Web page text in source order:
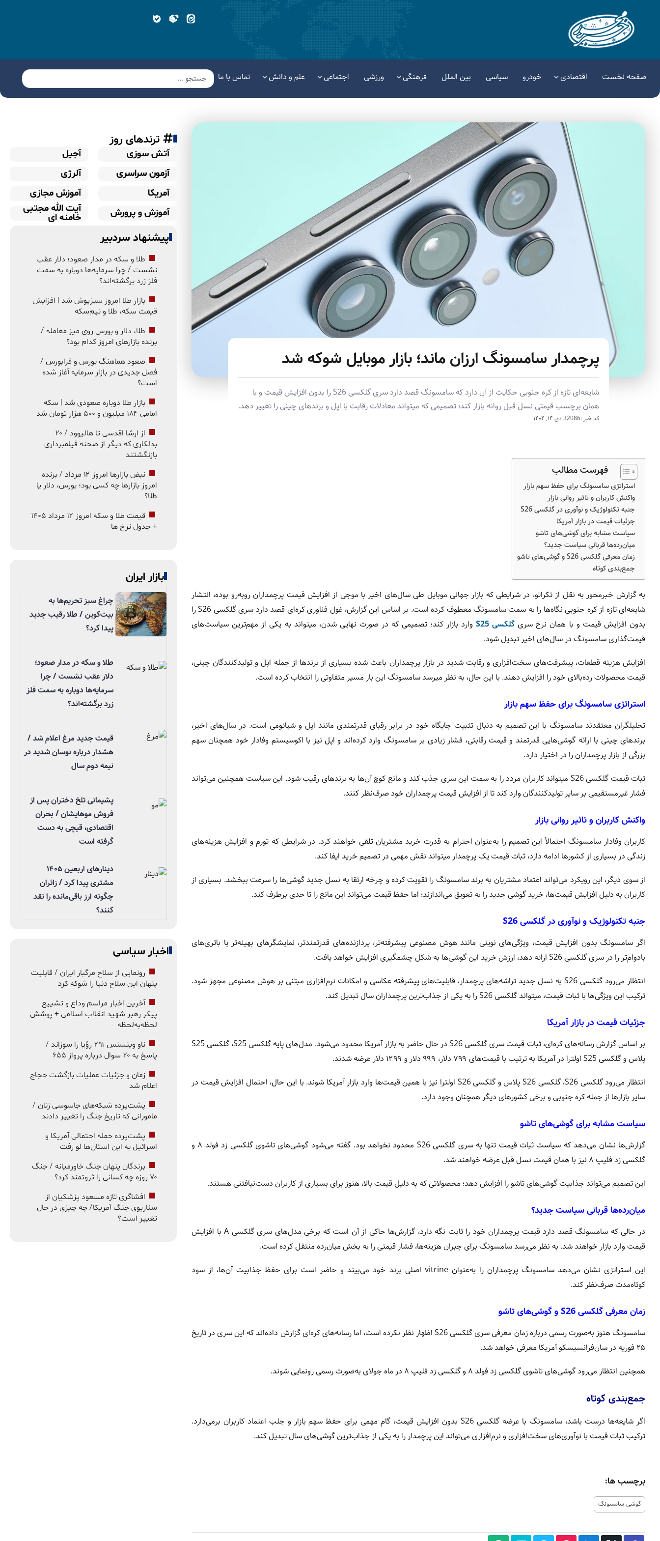
صفحه نخست اقتصادی خودرو سیاسی بین الملل فرهنگی ورزشی اجتماعی علم و دانش تماس با ما
پرچمدار سامسونگ ارزان ماند؛ بازار موبایل شوکه شد
شایعه‌ای تازه از کره جنوبی حکایت از آن دارد که سامسونگ قصد دارد سری گلکسی S26 را بدون افزایش قیمت و با
همان برچسب قیمتی نسل قبل روانه بازار کند؛ تصمیمی که میتواند معادلات رقابت با اپل و برندهای چینی را تغییر دهد.
کد خبر :32086 دی ۱۴, ۱۴۰۴
فهرست مطالب
استراتژی سامسونگ برای حفظ سهم بازار
واکنش کاربران و تاثیر روانی بازار
جنبه تکنولوژیک و نوآوری در گلکسی S26
جزئیات قیمت در بازار آمریکا
سیاست مشابه برای گوشی‌های تاشو
میان‌رده‌ها قربانی سیاست جدید؟
زمان معرفی گلکسی S26 و گوشی‌های تاشو
جمع‌بندی کوتاه
به گزارش خبرمحور به نقل از تکراتو، در شرایطی که بازار جهانی موبایل طی سال‌های اخیر با موجی از افزایش قیمت پرچمداران روبه‌رو بوده، انتشار
شایعه‌ای تازه از کره جنوبی نگاه‌ها را به سمت سامسونگ معطوف کرده است. بر اساس این گزارش، غول فناوری کره‌ای قصد دارد سری گلکسی S26 را
بدون افزایش قیمت و با همان نرخ سریگلکسی S25
وارد بازار کند؛ تصمیمی که در صورت نهایی شدن، میتواند به یکی از مهم‌ترین سیاست‌های
قیمت‌گذاری سامسونگ در سال‌های اخیر تبدیل شود.
افزایش هزینه قطعات، پیشرفت‌های سخت‌افزاری و رقابت شدید در بازار پرچمداران باعث شده بسیاری از برندها از جمله اپل و تولیدکنندگان چینی،
قیمت محصولات رده‌بالای خود را افزایش دهند. با این حال، به نظر میرسد سامسونگ این بار مسیر متفاوتی را انتخاب کرده است.
استراتژی سامسونگ برای حفظ سهم بازار
تحلیلگران معتقدند سامسونگ با این تصمیم به دنبال تثبیت جایگاه خود در برابر رقبای قدرتمندی مانند اپل و شیائومی است. در سال‌های اخیر،
برندهای چینی با ارائه گوشی‌هایی قدرتمند و قیمت رقابتی، فشار زیادی بر سامسونگ وارد کرده‌اند و اپل نیز با اکوسیستم وفادار خود همچنان سهم
بزرگی از بازار پرچمداران را در اختیار دارد.
ثبات قیمت گلکسی S26 میتواند کاربران مردد را به سمت این سری جذب کند و مانع کوچ آن‌ها به برندهای رقیب شود. این سیاست همچنین می‌تواند
فشار غیرمستقیمی بر سایر تولیدکنندگان وارد کند تا از افزایش قیمت پرچمداران خود صرف‌نظر کنند.
واکنش کاربران و تاثیر روانی بازار
کاربران وفادار سامسونگ احتمالاً این تصمیم را به‌عنوان احترام به قدرت خرید مشتریان تلقی خواهند کرد. در شرایطی که تورم و افزایش هزینه‌های
زندگی در بسیاری از کشورها ادامه دارد، ثبات قیمت یک پرچمدار میتواند نقش مهمی در تصمیم خرید ایفا کند.
از سوی دیگر، این رویکرد می‌تواند اعتماد مشتریان به برند سامسونگ را تقویت کرده و چرخه ارتقا به نسل جدید گوشی‌ها را سرعت ببخشد. بسیاری از
کاربران به دلیل افزایش قیمت‌ها، خرید گوشی جدید را به تعویق می‌اندازند؛ اما حفظ قیمت می‌تواند این مانع را تا حدی برطرف کند.
جنبه تکنولوژیک و نوآوری در گلکسی S26
اگر سامسونگ بدون افزایش قیمت، ویژگی‌های نوینی مانند هوش مصنوعی پیشرفته‌تر، پردازنده‌های قدرتمندتر، نمایشگرهای بهینه‌تر یا باتری‌های
بادوام‌تر را در سری گلکسی S26 ارائه دهد، ارزش خرید این گوشی‌ها به شکل چشمگیری افزایش خواهد یافت.
انتظار می‌رود گلکسی S26 به نسل جدید تراشه‌های پرچمدار، قابلیت‌های پیشرفته عکاسی و امکانات نرم‌افزاری مبتنی بر هوش مصنوعی مجهز شود.
ترکیب این ویژگی‌ها با ثبات قیمت، میتواند گلکسی S26 را به یکی از جذاب‌ترین پرچمداران سال تبدیل کند.
جزئیات قیمت در بازار آمریکا
بر اساس گزارش رسانه‌های کره‌ای، ثبات قیمت سری گلکسی S26 در حال حاضر به بازار آمریکا محدود می‌شود. مدل‌های پایه گلکسی S25، گلکسی S25
پلاس و گلکسی S25 اولترا در آمریکا به ترتیب با قیمت‌های ۷۹۹ دلار، ۹۹۹ دلار و ۱۲۹۹ دلار عرضه شدند.
انتظار می‌رود گلکسی S26، گلکسی S26 پلاس و گلکسی S26 اولترا نیز با همین قیمت‌ها وارد بازار آمریکا شوند. با این حال، احتمال افزایش قیمت در
سایر بازارها از جمله کره جنوبی و برخی کشورهای دیگر همچنان وجود دارد.
سیاست مشابه برای گوشی‌های تاشو
گزارش‌ها نشان می‌دهد که سیاست ثبات قیمت تنها به سری گلکسی S26 محدود نخواهد بود. گفته می‌شود گوشی‌های تاشوی گلکسی زد فولد ۸ و
گلکسی زد فلیپ ۸ نیز با همان قیمت نسل قبل عرضه خواهند شد.
این تصمیم می‌تواند جذابیت گوشی‌های تاشو را افزایش دهد؛ محصولاتی که به دلیل قیمت بالا، هنوز برای بسیاری از کاربران دست‌نیافتنی هستند.
میان‌رده‌ها قربانی سیاست جدید؟
در حالی که سامسونگ قصد دارد قیمت پرچمداران خود را ثابت نگه دارد، گزارش‌ها حاکی از آن است که برخی مدل‌های سری گلکسی A با افزایش
قیمت وارد بازار خواهند شد. به نظر می‌رسد سامسونگ برای جبران هزینه‌ها، فشار قیمتی را به بخش میان‌رده منتقل کرده است.
این استراتژی نشان می‌دهد سامسونگ پرچمداران را به‌عنوان vitrine اصلی برند خود می‌بیند و حاضر است برای حفظ جذابیت آن‌ها، از سود
کوتاه‌مدت صرف‌نظر کند.
زمان معرفی گلکسی S26 و گوشی‌های تاشو
سامسونگ هنوز به‌صورت رسمی درباره زمان معرفی سری گلکسی S26 اظهار نظر نکرده است، اما رسانه‌های کره‌ای گزارش داده‌اند که این سری در تاریخ
۲۵ فوریه در سان‌فرانسیسکو آمریکا معرفی خواهد شد.
همچنین انتظار می‌رود گوشی‌های تاشوی گلکسی زد فولد ۸ و گلکسی زد فلیپ ۸ در ماه جولای به‌صورت رسمی رونمایی شوند.
جمع‌بندی کوتاه
اگر شایعه‌ها درست باشد، سامسونگ با عرضه گلکسی S26 بدون افزایش قیمت، گام مهمی برای حفظ سهم بازار و جلب اعتماد کاربران برمی‌دارد.
ترکیب ثبات قیمت با نوآوری‌های سخت‌افزاری و نرم‌افزاری می‌تواند این پرچمدار را به یکی از جذاب‌ترین گوشی‌های سال تبدیل کند.
برچسب ها:
گوشی سامسونگ
ترندهای روز
آتش سوزی
آجیل
آزمون سراسری
آلرژی
آمریکا
آموزش مجازی
آموزش و پرورش
آیت الله مجتبی
خامنه ای
پیشنهاد سردبیر
طلا و سکه در مدار صعود؛ دلار عقب
نشست / چرا سرمایه‌ها دوباره به سمت
فلز زرد برگشته‌اند؟
بازار طلا امروز سبزپوش شد | افزایش
قیمت سکه، طلا و نیم‌سکه
طلا، دلار و بورس روی میز معامله /
برنده بازارهای امروز کدام بود؟
صعود هماهنگ بورس و فرابورس /
فصل جدیدی در بازار سرمایه آغاز شده
است؟
بازار طلا دوباره صعودی شد | سکه
امامی ۱۸۴ میلیون و ۵۰۰ هزار تومان شد
از ارشا اقدسی تا هالیوود / ۲۰
بدلکاری که دیگر از صحنه فیلمبرداری
بازنگشتند
نبض بازارها امروز ۱۲ مرداد / برنده
امروز بازارها چه کسی بود؛ بورس، دلار یا
طلا؟
قیمت طلا و سکه امروز ۱۲ مرداد ۱۴۰۵
+ جدول نرخ ها
بازار ایران
چراغ سبز تحریم‌ها به
بیت‌کوین / طلا رقیب جدید
پیدا کرد؟
طلا و سکه در مدار صعود؛
دلار عقب نشست / چرا
سرمایه‌ها دوباره به سمت فلز
زرد برگشته‌اند؟
قیمت جدید مرغ اعلام شد /
هشدار درباره نوسان شدید در
نیمه دوم سال
پشیمانی تلخ دختران پس از
فروش موهایشان / بحران
اقتصادی، قیچی به دست
گرفته است
دینارهای اربعین ۱۴۰۵
مشتری پیدا کرد / زائران
چگونه ارز باقی‌مانده را نقد
کنند؟
اخبار سیاسی
رونمایی از سلاح مرگبار ایران / قابلیت
پنهان این سلاح دنیا را شوکه کرد
آخرین اخبار مراسم وداع و تشییع
پیکر رهبر شهید انقلاب اسلامی + پوشش
لحظه‌به‌لحظه
ناو وینسنس ۲۹۱ رؤیا را سوزاند /
پاسخ به ۲۰ سوال درباره پرواز ۶۵۵
زمان و جزئیات عملیات بازگشت حجاج
اعلام شد
پشت‌پرده شبکه‌های جاسوسی زنان /
مامورانی که تاریخ جنگ را تغییر دادند
پشت‌پرده حمله احتمالی آمریکا و
اسرائیل به این استان‌ها لو رفت
برندگان پنهان جنگ خاورمیانه / جنگ
۷۰ روزه چه کسانی را ثروتمند کرد؟
افشاگری تازه مسعود پزشکیان از
سناریوی جنگ آمریکا/ چه چیزی در حال
تغییر است؟